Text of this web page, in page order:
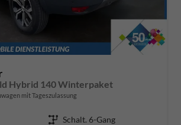
Hybrid 140 Winterpaket
mit Tageszulassung
Getriebe Schalt. 6-Gang